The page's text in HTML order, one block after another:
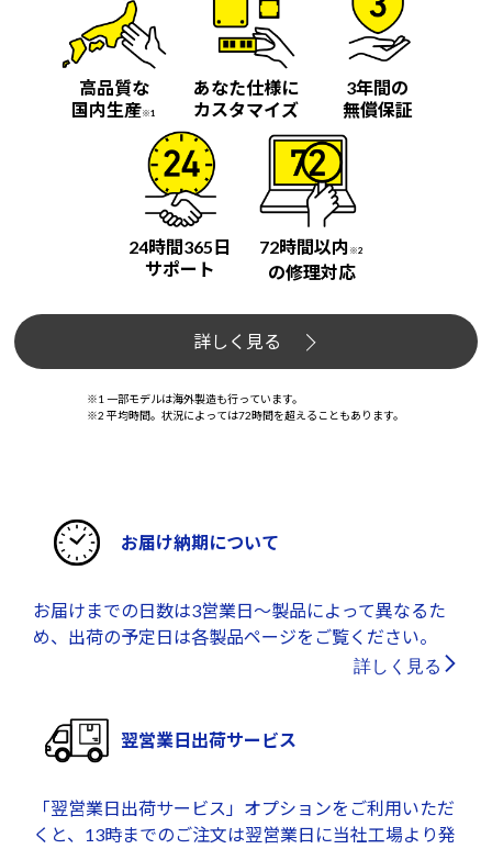
高品質な
国内生産※1
あなた仕様に
カスタマイズ
3年間の
無償保証
24時間365日
サポート
72時間以内 ※2
の修理対応
詳しく見る
※1 一部モデルは海外製造も行っています。
※2 平均時間。状況によっては72時間を超えることもあります。
お届け納期について
お届けまでの日数は3営業日～製品によって異なるた
め、出荷の予定日は各製品ページをご覧ください。
詳しく見る
翌営業日出荷サービス
「翌営業日出荷サービス」オプションをご利用いただ
くと、13時までのご注文は翌営業日に当社工場より発